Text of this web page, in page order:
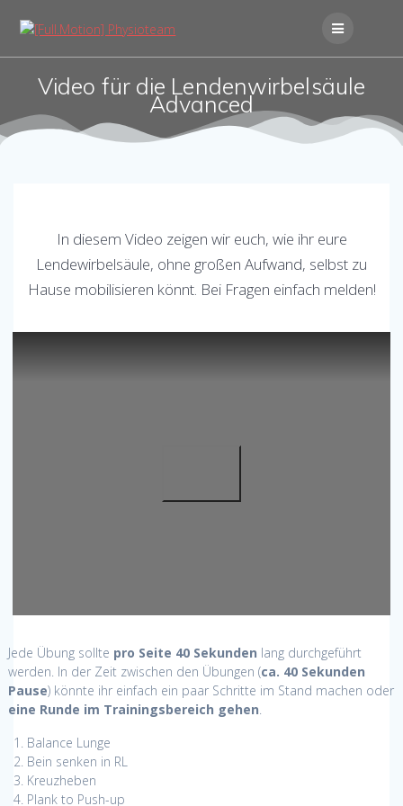
Video für die Lendenwirbelsäule
Advanced
In diesem Video zeigen wir euch, wie ihr eure
Lendewirbelsäule, ohne großen Aufwand, selbst zu
Hause mobilisieren könnt. Bei Fragen einfach melden!
Jede Übung sollte pro Seite 40 Sekunden lang durchgeführt
werden. In der Zeit zwischen den Übungen (ca. 40 Sekunden
Pause) könnte ihr einfach ein paar Schritte im Stand machen oder
eine Runde im Trainingsbereich gehen
Balance Lunge
Bein senken in RL
Kreuzheben
Plank to Push-up